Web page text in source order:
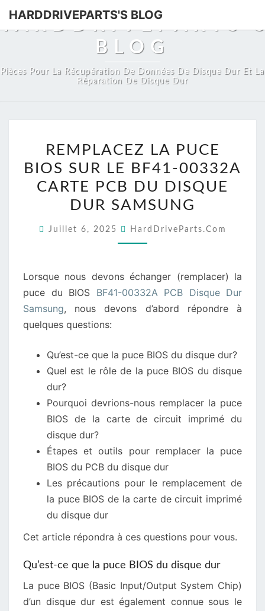
HARDDRIVEPARTS'S BLOG
BLOG
Pièces Pour La Récupération De Données De Disque Dur Et La
Réparation De Disque Dur
LA
PUCE
BIOS
SUR
BF41-
PCB
DU
DISQUE
REMPLACEZ LA PUCE
BIOS SUR LE BF41-00332A
CARTE PCB DU DISQUE
DUR SAMSUNG
Juillet 6, 2025 HardDriveParts.com
Lorsque nous devons échanger (remplacer) la
puce du BIOS BF41-00332A PCB Disque Dur
Samsung, nous devons d’abord répondre à
quelques questions:
Qu’est-ce que la puce BIOS du disque dur?
Quel est le rôle de la puce BIOS du disque
dur?
Pourquoi devrions-nous remplacer la puce
BIOS de la carte de circuit imprimé du
disque dur?
Étapes et outils pour remplacer la puce
BIOS du PCB du disque dur
Les précautions pour le remplacement de
la puce BIOS de la carte de circuit imprimé
du disque dur
Cet article répondra à ces questions pour vous.
Qu’est-ce que la puce BIOS du disque dur
La puce BIOS (Basic Input/Output System Chip)
d’un disque dur est également connue sous le